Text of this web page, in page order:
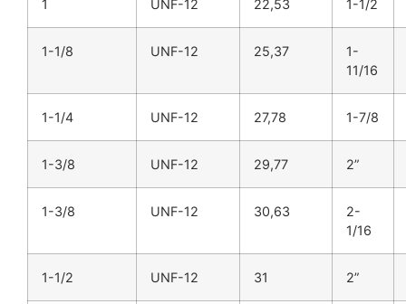
1 UNF-12 22,53 1-1/2
1-1/8 UNF-12 25,37
1-
11/16
1-1/4 UNF-12 27,78 1-7/8
1-3/8 UNF-12 29,77 2”
1-3/8 UNF-12 30,63
2-
1/16
1-1/2 UNF-12 31 2”